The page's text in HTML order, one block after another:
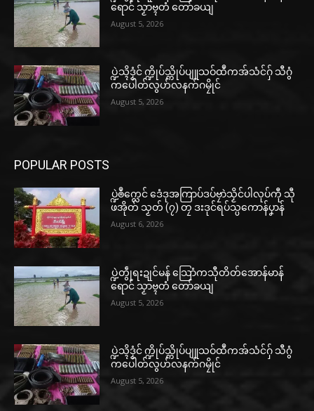
ရောင် သၟာဗ္ၚတံ တော်ခယျ
August 5, 2026
ပ္ဍဲသ္ၚိဒၟံင် က္ဍိုပ်သ္ကိုပ်ပျူသဝ်ထဳကအ်သံင်ဂှ် သီဂွံ
ကပေါတ်လွဟ်လနက်ဂမၠိုင်
August 5, 2026
POPULAR POSTS
ပ္ဍဲၜဳက္လေင် ဒေံဒုအကြာပ်ဒပ်ဗၠာဲသၟိင်ပါလုပ်ကီု သီု
ဖအိုတ် သၟတ် (၇) တၠ ဒးဒုင်ရပ်သ္ပကောန်ပၞာန်
August 6, 2026
ပ္ဍဲတွဵုရးဍုင်မန် သြောံကသီုတိတ်အောန်မာန်
ရောင် သၟာဗ္ၚတံ တော်ခယျ
August 5, 2026
ပ္ဍဲသ္ၚိဒၟံင် က္ဍိုပ်သ္ကိုပ်ပျူသဝ်ထဳကအ်သံင်ဂှ် သီဂွံ
ကပေါတ်လွဟ်လနက်ဂမၠိုင်
August 5, 2026